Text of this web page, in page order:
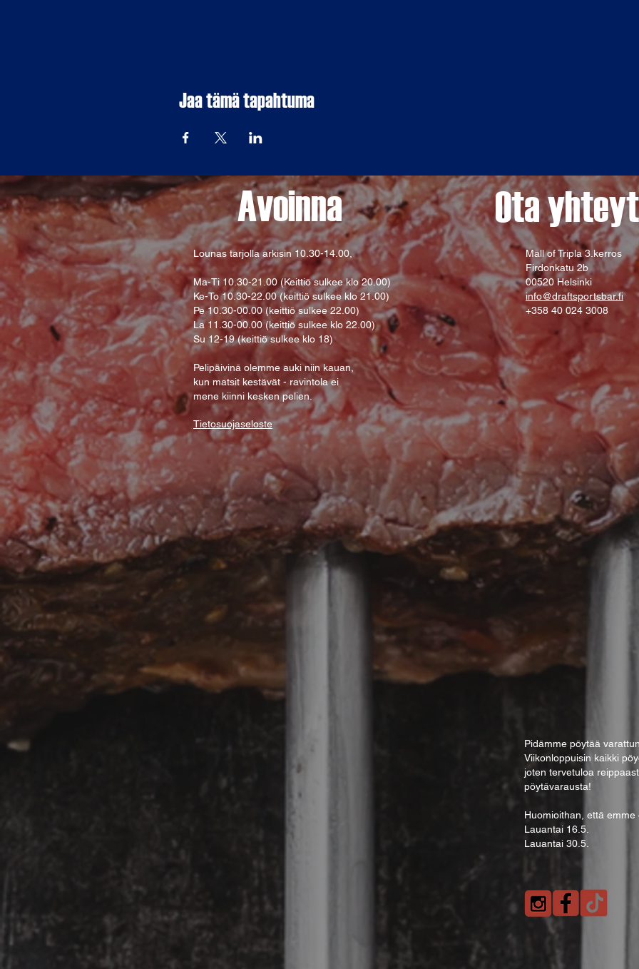
Jaa tämä tapahtuma
Avoinna Ota
Lounas tarjolla arkisin10.30-14.00,
Ma-Ti 10.30-21.00 (Keittiö sulkee klo 20.00)
Ke-To 10.30-22.00 (keittiö sulkee klo 21.00)
Pe 10.30-00.00 (keittiö sulkee 22.00)
La 11.30-00.00 (keittiö sulkee klo 22.00)
Su 12-19 (keittiö sulkee klo 18)
Pelipäivinä olemme auki niin kauan,
kun matsit kestävät - ravintola ei
mene kiinni kesken pelien.
Tietosuojaseloste
Mall of Tripla 3.kerros
Firdonkatu 2b
00520 Helsinki
info@draftsportsbar.fi
+358 40 024 3008
Pidämme pöytää
Viikonloppuisin kaikki
joten tervetuloa
pöytävarausta!
Huomioithan, että
Lauantai 16.5.
Lauantai 30.5.